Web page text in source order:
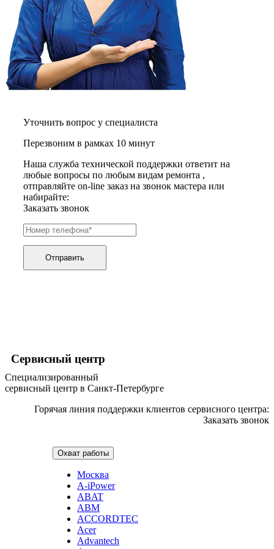
графических планшетов
граниторов
граверов
гребных тренажеров
грелок
грелок для ног
грелок для спины и шеи
греющих кабелей
громкоговорителей
гвоздезабивных пистолетов
hd камер
hd-медиаплееров
hi-fi
хлебопечек
хлеборезок
холодильников
холодильных шкафов
homepod
хот-дог мейкеров
хотдогниц
хромбуков
инерционных массажеров
инфузионных насосов
ингаляторов
инкубаторов
инструментов для опресовки труб
интерактивных досок
интерактивных панелей, цифровых постеров
интерактивных дисплеев
интерактивных комплексов
интерфейсных модулей
инверторов
ионизаторов
ip телефонов
Уточнить вопрос у специалиста
Перезвоним в рамках 10 минут
Наша служба технической поддержки ответит на
любые вопросы по любым видам ремонта ,
отправляйте on-line заказ на звонок мастера или
набирайте:
Заказать звонок
Отправить
Сервисный центр
Специализированный
сервисный центр в Санкт-Петербурге
Горячая линия поддержки клиентов сервисного центра:
Заказать звонок
Охват работы
Москва
A-iPower
ABAT
ABM
ACCORDTEC
Acer
Advantech